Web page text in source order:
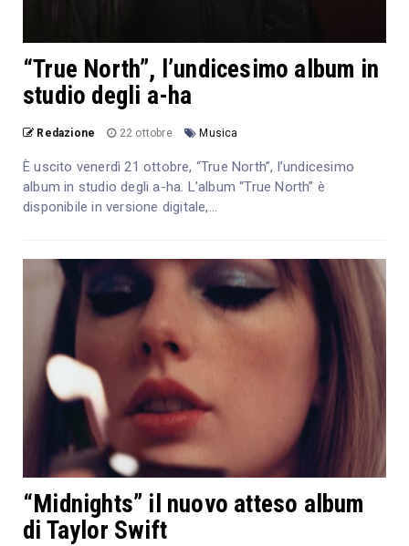
“True North”, l’undicesimo album in
studio degli a-ha
Redazione 22 ottobre Musica
È uscito venerdì 21 ottobre, “True North”, l’undicesimo
album in studio degli a-ha. L’album “True North” è
disponibile in versione digitale,...
“Midnights” il nuovo atteso album
di Taylor Swift